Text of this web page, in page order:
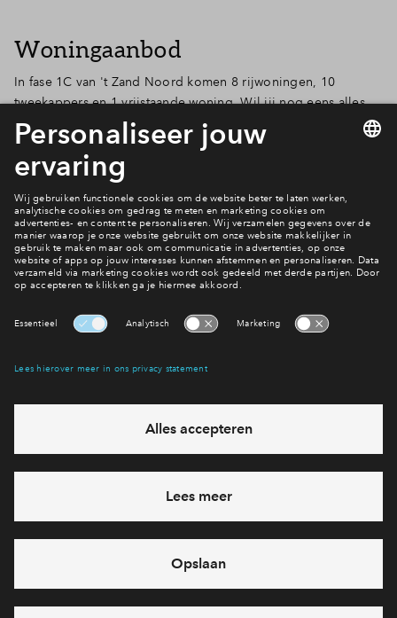
Woningaanbod
In fase 1C van 't Zand Noord komen 8 rijwoningen, 10
tweekappers en 1 vrijstaande woning. Wil jij nog eens alles
rustig lezen over de woningen? Op de woningenpagina zie je
de verschillende woningtypes van deze fase en hun
kenmerken. Je ziet ook direct de plattegronden per
verdieping, de prijs per bouwnummer en waar deze
woningen in het plan staan. Laat je NAW-gegevens achter bij
jouw favoriete woning en je ontvangt straks de mail bij de
start van de verkoop.
Interesse? Meld je dan snel aan
Hiermee blijf je op de hoogte van het belangrijkste nieuws en
Ja, ik wil mij aanmelden
Heb je een vraag en wil je direct antwoord? Bel ons op
712 26 49
feestdagen)
vandaag gesloten, maandag zijn we vanaf 09:00 uur weer